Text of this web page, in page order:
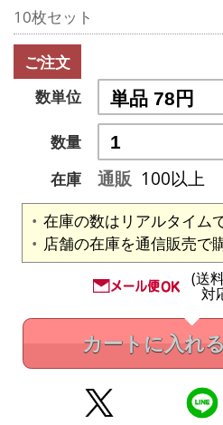
10枚セット
ご注文
数単位
数量
在庫
通販 100以上
在庫の数はリアルタイム
店舗の在庫を通信販売で
(送
対
カートに入れる